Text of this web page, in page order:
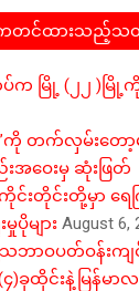
တင်ထားသည့်သတင်
က မြို့ (၂၂ )မြို့
ကို တက်လှမ်းတော့
းအဝေးမှ ဆုံးဖြတ်
းတိုင်းတို့မှာ ရေ
ပိုများ August 6,
ဘာဝပတ်ဝန်းကျ
၄)ခုထိုင်းနဲ့မြန်မ